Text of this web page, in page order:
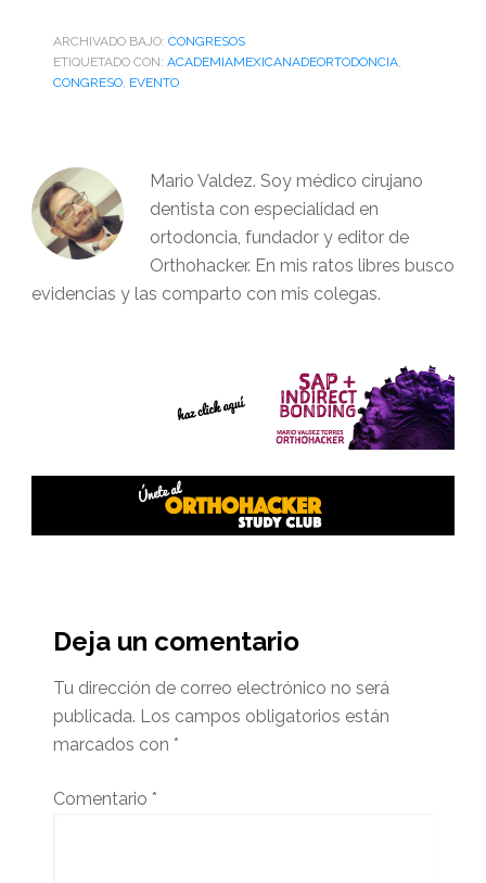
ARCHIVADO BAJO: CONGRESOS
ETIQUETADO CON: ACADEMIAMEXICANADEORTODONCIA,
CONGRESO, EVENTO
Mario Valdez. Soy médico cirujano
dentista con especialidad en
ortodoncia, fundador y editor de
Orthohacker. En mis ratos libres busco
evidencias y las comparto con mis colegas.
del
lector
Deja un comentario
Tu dirección de correo electrónico no será
publicada. Los campos obligatorios están
marcados con *
Comentario *